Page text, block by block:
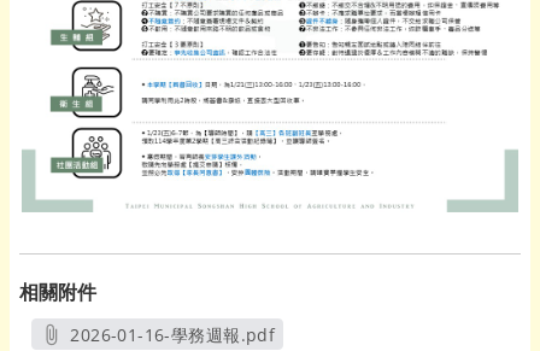
相關附件
2026-01-16-學務週報.pdf